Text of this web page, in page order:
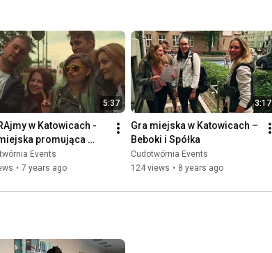
5:37
w Katowicach -
promująca
z Budżetu
Events
• 7 years ago
3:17
Gra miejska w Katowicach –
Beboki i Spółka
Cudotwórnia Events
124 views • 8 years ago